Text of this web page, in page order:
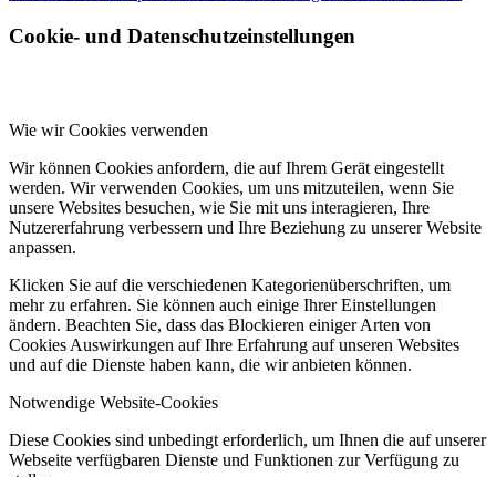
Cookie- und Datenschutzeinstellungen
Wie wir Cookies verwenden
Wir können Cookies anfordern, die auf Ihrem Gerät eingestellt
werden. Wir verwenden Cookies, um uns mitzuteilen, wenn Sie
unsere Websites besuchen, wie Sie mit uns interagieren, Ihre
Nutzererfahrung verbessern und Ihre Beziehung zu unserer Website
anpassen.
Klicken Sie auf die verschiedenen Kategorienüberschriften, um
mehr zu erfahren. Sie können auch einige Ihrer Einstellungen
ändern. Beachten Sie, dass das Blockieren einiger Arten von
Cookies Auswirkungen auf Ihre Erfahrung auf unseren Websites
und auf die Dienste haben kann, die wir anbieten können.
Notwendige Website-Cookies
Diese Cookies sind unbedingt erforderlich, um Ihnen die auf unserer
Webseite verfügbaren Dienste und Funktionen zur Verfügung zu